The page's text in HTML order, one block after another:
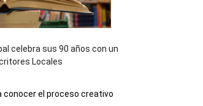
celebra sus 90 años con un
Locales
conocer el proceso creativo